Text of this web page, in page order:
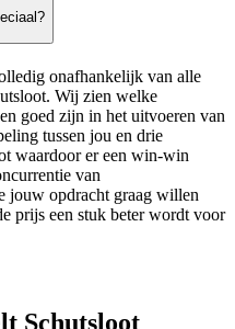
onafhankelijk van alle
Wij zien welke
goed zijn in het uitvoeren van
tussen jou en drie
waardoor er een win-win
van
jouw opdracht graag willen
prijs een stuk beter wordt voor
Schutsloot